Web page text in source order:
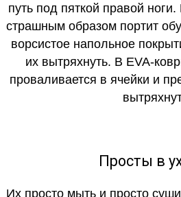
путь под пяткой правой ноги.
страшным образом портит
ворсистое напольное
их вытряхнуть. В EVA-
проваливается в ячейки и
Просты в
Их просто мыть и просто